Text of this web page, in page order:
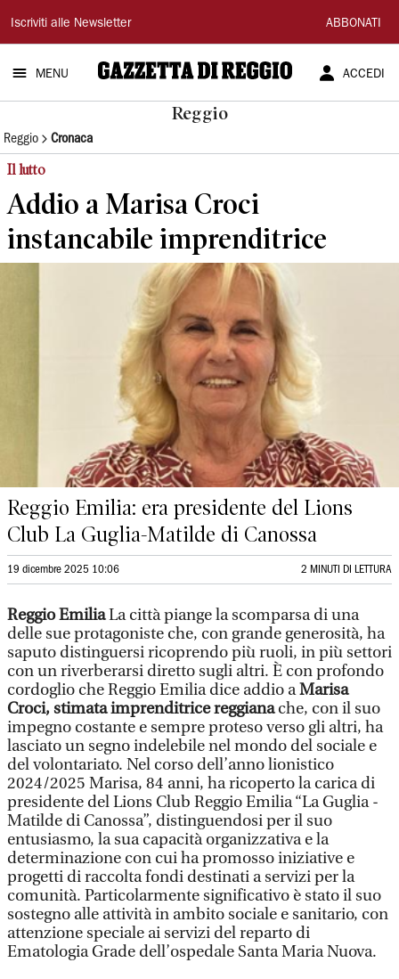
Gazzetta
di
Reggio
Iscriviti alle Newsletter ABBONATI
MENU ACCEDI
Reggio
Reggio Cronaca
Il lutto
Addio a Marisa Croci
instancabile imprenditrice
Reggio Emilia: era presidente del Lions
Club La Guglia-Matilde di Canossa
19 dicembre 2025 10:06 2 MINUTI DI LETTURA
Reggio EmiliaLa città piange la scomparsa di una
delle sue protagoniste che, con grande generosità, ha
saputo distinguersi ricoprendopiù ruoli, in più settori
con un riverberarsi diretto sugli altri. È con profondo
cordoglio che Reggio Emilia dice addio aMarisa
Croci, stimata imprenditrice reggianache, con il suo
impegno costante e sempre proteso verso gli altri, ha
lasciato un segno indelebile nel mondo del sociale e
del volontariato. Nel corso dell’anno lionistico
2024/2025 Marisa, 84 anni, ha ricoperto la carica di
presidente del Lions Club Reggio Emilia “La Guglia -
Matilde di Canossa”, distinguendosi per il suo
entusiasmo, la sua capacità organizzativa e la
determinazione con cui ha promosso iniziative e
progetti di raccolta fondi destinati a servizi per la
comunità. Particolarmente significativo è stato il suo
sostegno alle attività in ambito sociale e sanitario, con
attenzione speciale ai servizi del reparto di
Ematologia Grade dell’ospedale Santa Maria Nuova.